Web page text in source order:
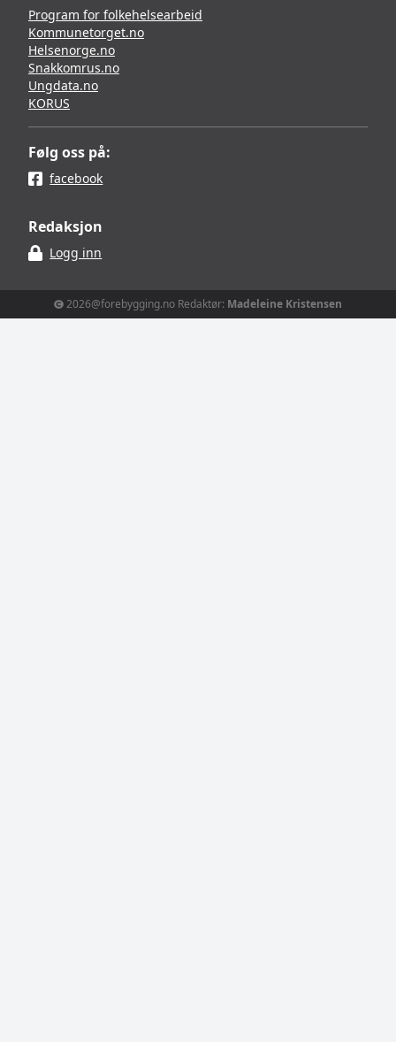
Program for folkehelsearbeid
Kommunetorget.no
Helsenorge.no
Snakkomrus.no
Ungdata.no
KORUS
Følg oss på:
facebook
Redaksjon
Logg inn
2026@forebygging.no Redaktør: Madeleine Kristensen